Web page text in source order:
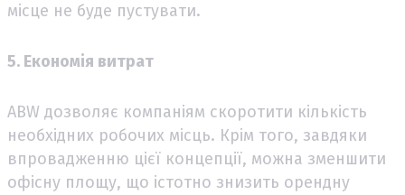
місце не буде пустувати.
5. Економія витрат
ABW дозволяє компаніям скоротити кількість
необхідних робочих місць. Крім того, завдяки
впровадженню цієї концепції, можна зменшити
офісну площу, що істотно знизить орендну